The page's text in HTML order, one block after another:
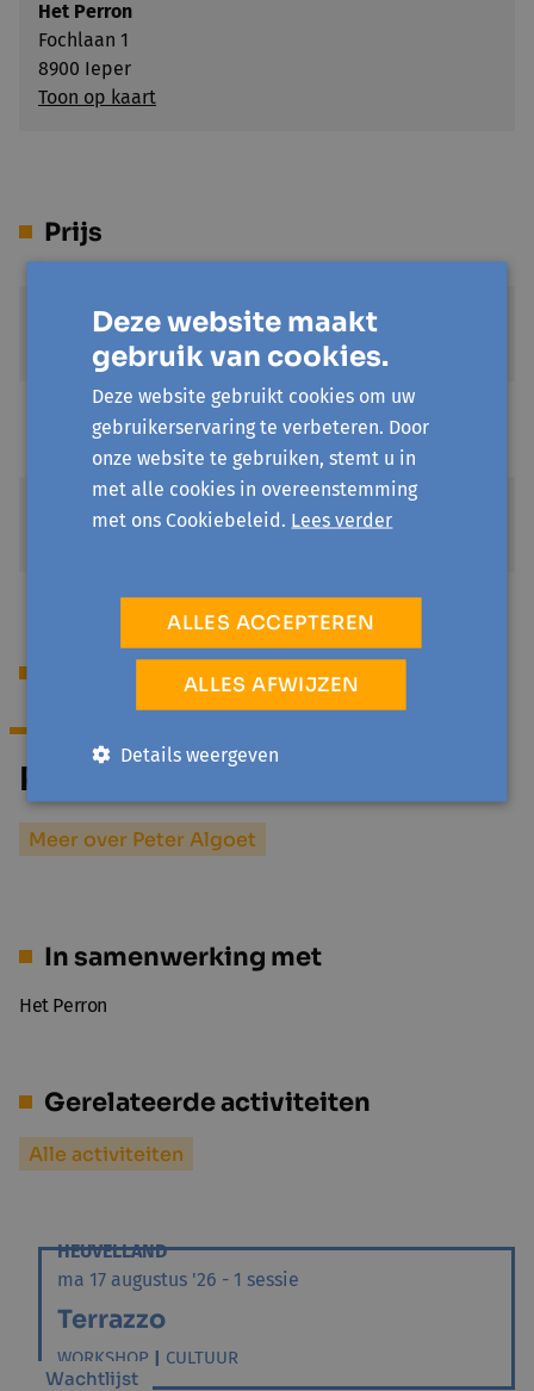
Het Perron
Fochlaan 1
8900 Ieper
Toon op kaart
Prijs
Standaardprijs
Voordeeltarief
UiTPAS kansentarief
Begeleiding
Peter Algoet
Meer over Peter Algoet
In samenwerking met
Het Perron
Gerelateerde activiteiten
Alle activiteiten
HEUVELLAND
ma 17 augustus '26 - 1 sessie
Terrazzo
WORKSHOP | CULTUUR
Wachtlijst
Deze website maakt
gebruik van cookies.
Deze website gebruikt cookies om uw
gebruikerservaring te verbeteren. Door
onze website te gebruiken, stemt u in
met alle cookies in overeenstemming
met ons Cookiebeleid. Lees verder
ALLES ACCEPTEREN
ALLES AFWIJZEN
Details weergeven